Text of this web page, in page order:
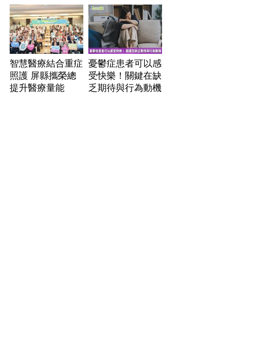
駕」危機
智慧醫療結合重症
照護 屏縣攜榮總
提升醫療量能
憂鬱症患者可以感
受快樂！關鍵在缺
乏期待與行為動機